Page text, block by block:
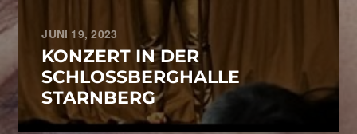
JUNI 19, 2023
KONZERT IN DER
SCHLOSSBERGHALLE
STARNBERG